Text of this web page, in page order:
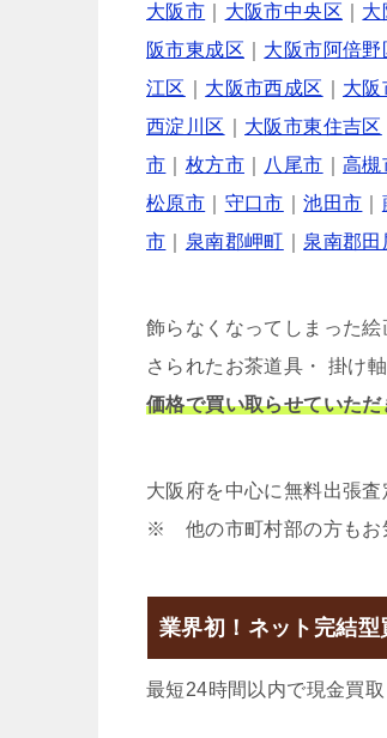
大阪市 大阪市中央区 大
阪市東成区
大阪市阿倍野
江区
大阪市西成区 大阪
西淀川区
大阪市東住吉区
市
枚方市 八尾市 ｜高槻
松原市
守口市 ｜池田市
市
泉南郡岬町 泉南郡田
飾らなくなってしまった
さられたお茶道具・ 掛け
価格で買い取らせていただ
大阪府を中心に無料出張
※ 他の市町村部の方もお
業界初！ネット完結型
最短24時間以内で現金買